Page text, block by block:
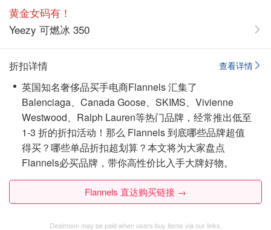
黄金女码有！
Yeezy 可燃冰 350
查看详情
折扣详情
英国知名奢侈品买手电商Flannels 汇集了
Balenciaga、Canada Goose、SKIMS、Vivienne
Westwood、Ralph Lauren等热门品牌，经常推出低至
1-3 折的折扣活动！那么 Flannels 到底哪些品牌超值
得买？哪些单品折扣超划算？本文将为大家盘点
Flannels必买品牌，带你高性价比入手大牌好物。
Flannels 直达购买链接 →
Dealmoon may be paid when users buy items via our links.